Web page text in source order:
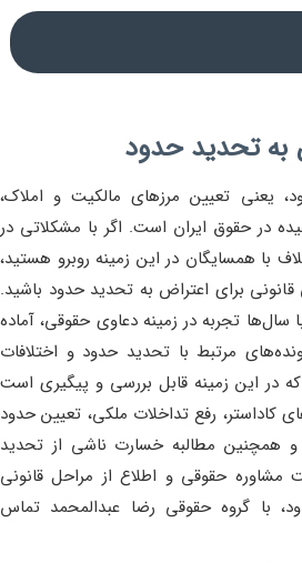
به تحدید حدود
یعنی تعیین مرزهای مالکیت و املاک،
در حقوق ایران است. اگر با مشکلاتی در
با همسایگان در این زمینه روبرو هستید،
برای اعتراض به تحدید حدود باشید.
سال‌ها تجربه در زمینه دعاوی حقوقی، آماده
مرتبط با تحدید حدود و اختلافات
در این زمینه قابل بررسی و پیگیری است
کاداستر، رفع تداخلات ملکی، تعیین حدود
و همچنین مطالبه خسارت ناشی از تحدید
مشاوره حقوقی و اطلاع از مراحل قانونی
با گروه حقوقی رضا عبدالمحمد تماس